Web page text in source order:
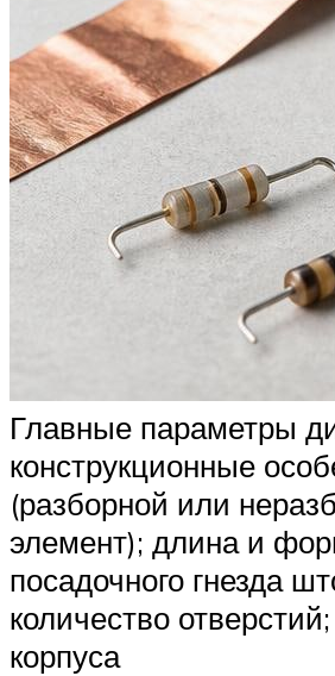
Главные параметры
конструкционные
(разборной или
элемент); длина и
посадочного гнезда
количество
корпуса